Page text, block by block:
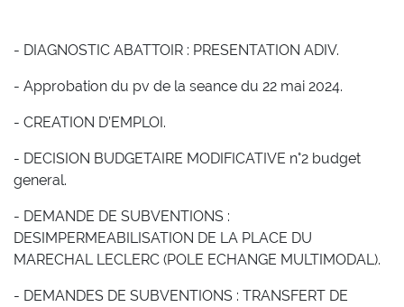
- DIAGNOSTIC ABATTOIR : PRESENTATION ADIV.
- Approbation du pv de la seance du 22 mai 2024.
- CREATION D’EMPLOI.
- DECISION BUDGETAIRE MODIFICATIVE n°2 budget
general.
- DEMANDE DE SUBVENTIONS :
DESIMPERMEABILISATION DE LA PLACE DU
MARECHAL LECLERC (POLE ECHANGE MULTIMODAL).
- DEMANDES DE SUBVENTIONS : TRANSFERT DE